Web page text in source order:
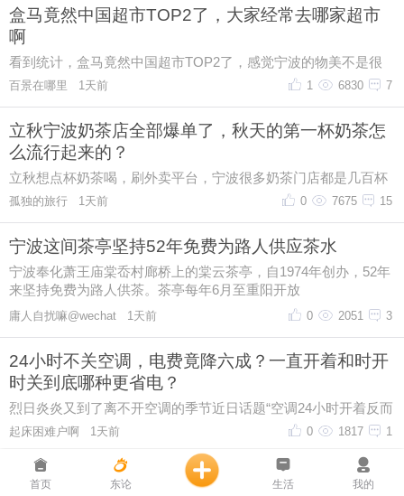
首页 东论 生活 我的